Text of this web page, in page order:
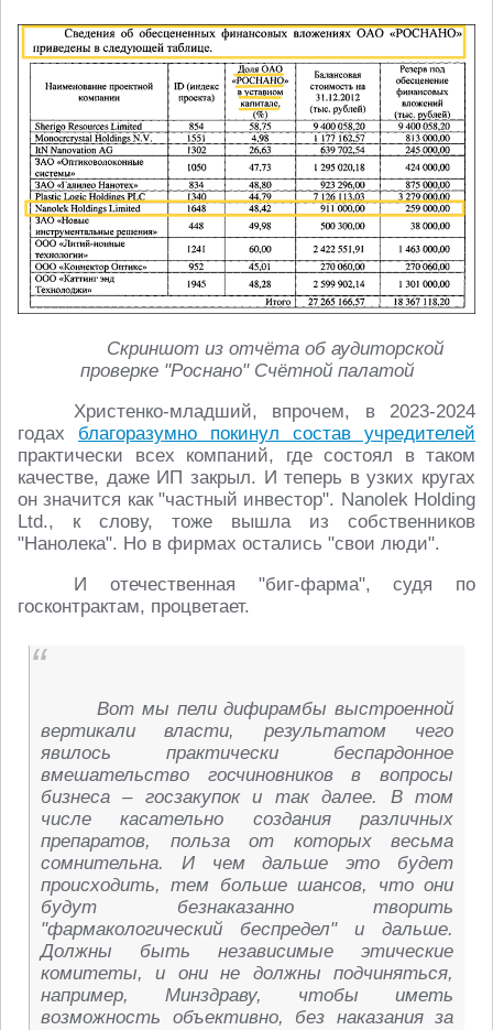
Скриншот из отчёта об аудиторской
проверке "Роснано" Счётной палатой
Христенко-младший, впрочем, в 2023-2024
годах благоразумно покинул состав учредителей
практически всех компаний, где состоял в таком
качестве, даже ИП закрыл. И теперь в узких кругах
он значится как "частный инвестор". Nanolek Holding
Ltd., к слову, тоже вышла из собственников
"Нанолека". Но в фирмах остались "свои люди".
И отечественная "биг-фарма", судя по
госконтрактам, процветает.
Вот мы пели дифирамбы выстроенной
вертикали власти, результатом чего
явилось практически беспардонное
вмешательство госчиновников в вопросы
бизнеса – госзакупок и так далее. В том
числе касательно создания различных
препаратов, польза от которых весьма
сомнительна. И чем дальше это будет
происходить, тем больше шансов, что они
будут безнаказанно творить
"фармакологический беспредел" и дальше.
Должны быть независимые этические
комитеты, и они не должны подчиняться,
например, Минздраву, чтобы иметь
возможность объективно, без наказания за